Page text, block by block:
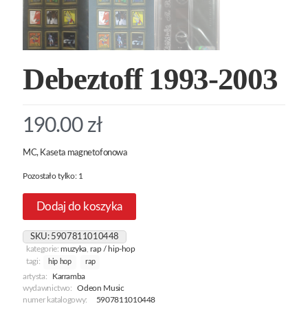
Debeztoff 1993-2003
190.00 zł
MC, Kaseta magnetofonowa
Pozostało tylko: 1
Dodaj do koszyka
SKU: 5907811010448
kategorie:muzyka,rap / hip-hop
tagi:
hip hop rap
artysta:
Karramba
wydawnictwo:
Odeon Music
numer katalogowy:
5907811010448